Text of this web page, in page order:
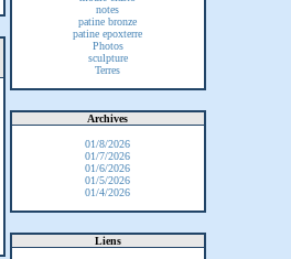
notes
patine bronze
patine epoxterre
Photos
sculpture
Terres
Archives
01/8/2026
01/7/2026
01/6/2026
01/5/2026
01/4/2026
Liens